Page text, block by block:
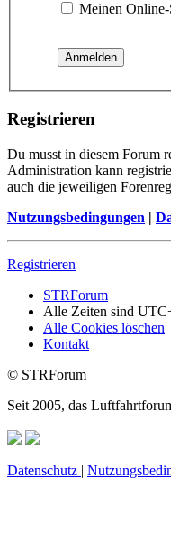
Meinen Online-
Registrieren
Du musst in diesem Forum
Administration kann
auch die jeweiligen
Nutzungsbedingungen |
Registrieren
STRForum
Alle Zeiten sind
Alle Cookies löschen
Kontakt
© STRForum
Seit 2005, das
Datenschutz |